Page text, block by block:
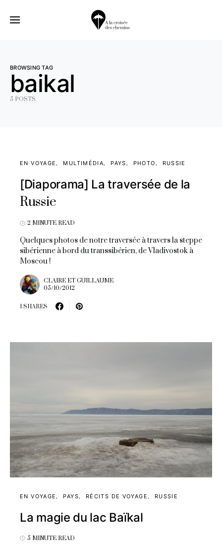
BROWSING TAG
baikal
5 POSTS
EN VOYAGE MULTIMÉDIA PAYS PHOTO RUSSIE
[Diaporama] La traversée de la
Russie
2 MINUTE READ
Quelques photos de notre traversée à travers la steppe
sibérienne à bord du transsibérien, de Vladivostok à
Moscou !
CLAIRE ET GUILLAUME
05/10/2012
1 SHARES
EN VOYAGE PAYS RÉCITS DE VOYAGE RUSSIE
La magie du lac Baïkal
5 MINUTE READ